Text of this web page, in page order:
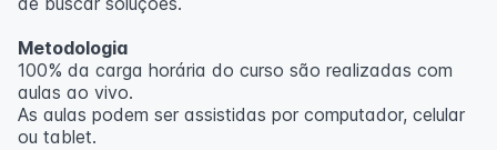
Metodologia
100% da carga horária do curso são realizadas com
aulas ao vivo.
As aulas podem ser assistidas por computador, celular
ou tablet.